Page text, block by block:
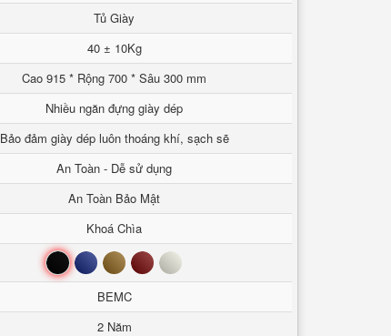
Tủ Giày
40 ± 10Kg
Cao 915 * Rộng 700 * Sâu 300 mm
Nhiều ngăn đựng giày dép
Bảo đảm giày dép luôn thoáng khí, sạch sẽ
An Toàn - Dễ sử dụng
An Toàn Bảo Mật
Khoá Chìa
Đen Xanh Nâu Đỏ Trắng
BEMC
2 Năm